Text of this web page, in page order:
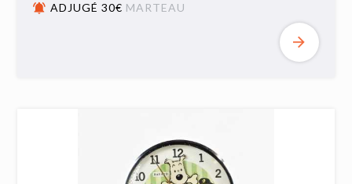
ADJUGÉ 30€ MARTEAU